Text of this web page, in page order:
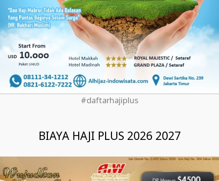
#daftarhajiplus
BIAYA HAJI PLUS 2026 2027